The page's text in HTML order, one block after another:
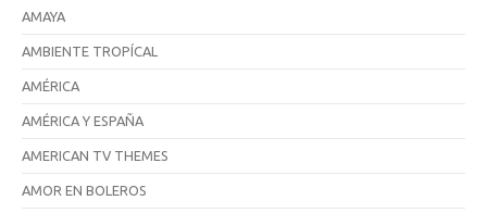
AMAYA
AMBIENTE TROPÍCAL
AMÉRICA
AMÉRICA Y ESPAÑA
AMERICAN TV THEMES
AMOR EN BOLEROS